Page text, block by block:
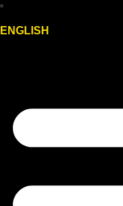
ENGLISH